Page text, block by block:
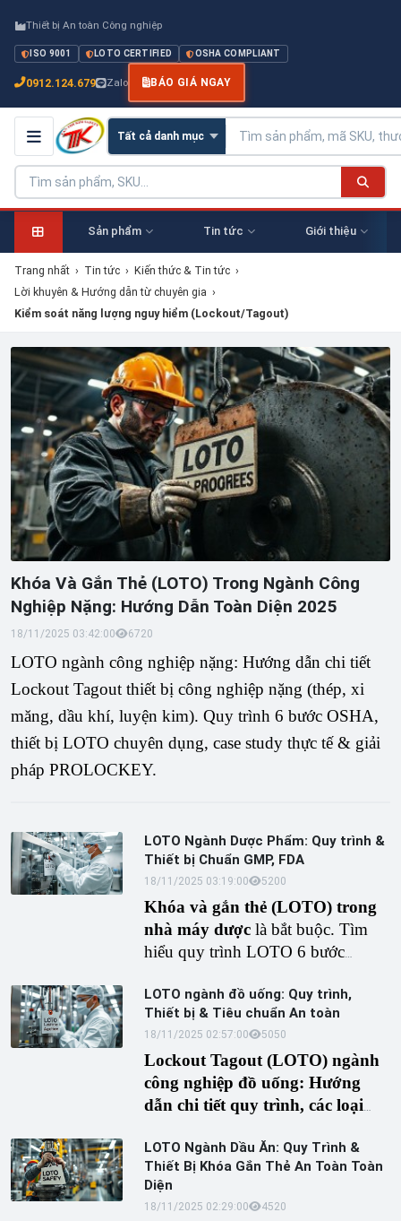
Thiết bị An toàn Công nghiệp
ISO 9001 LOTO CERTIFIED OSHA COMPLIANT
0912.124.679 Zalo BÁO GIÁ NGAY
Sản phẩm Tin tức Giới thiệu
Trang nhất › Tin tức › Kiến thức & Tin tức ›
Lời khuyên & Hướng dẫn từ chuyên gia ›
Kiểm soát năng lượng nguy hiểm (Lockout/Tagout)
Khóa Và Gắn Thẻ (LOTO) Trong Ngành Công
Nghiệp Nặng: Hướng Dẫn Toàn Diện 2025
18/11/2025 03:42:00 6720
LOTO ngành công nghiệp nặng: Hướng dẫn chi tiết
Lockout Tagout thiết bị công nghiệp nặng (thép, xi
măng, dầu khí, luyện kim). Quy trình 6 bước OSHA,
thiết bị LOTO chuyên dụng, case study thực tế & giải
pháp PROLOCKEY.
LOTO Ngành Dược Phẩm: Quy trình &
Thiết bị Chuẩn GMP, FDA
18/11/2025 03:19:00 5200
Khóa và gắn thẻ (LOTO) trong
nhà máy dược là bắt buộc. Tìm
hiểu quy trình LOTO 6 bước
toàncho dây chuyền sản xuất
thuốc, và lợi íchLOTO đảm bảo
an toàn, chất lượng dược phẩm
(GMP).
LOTO ngành đồ uống: Quy trình,
Thiết bị & Tiêu chuẩn An toàn
18/11/2025 02:57:00 5050
Lockout Tagout (LOTO) ngành
công nghiệp đồ uống: Hướng
dẫn chi tiết quy trình, các loại
chuẩn OSHA, ISO để bảo vệ
nhân viên và đảm bảo an toàn
thực phẩm.
LOTO Ngành Dầu Ăn: Quy Trình &
Thiết Bị Khóa Gắn Thẻ An Toàn Toàn
Diện
18/11/2025 02:29:00 4520